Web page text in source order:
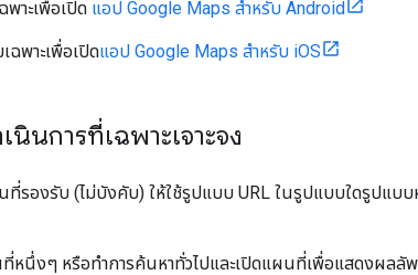
พาะเพื่อเปิด แอป Google Maps สําหรับ Android
เฉพาะเพื่อเปิดแอป Google Maps สําหรับ iOS
นการที่เฉพาะเจาะจง
ที่รองรับ (ไม่บังคับ) ให้ใช้รูปแบบ URL ในรูปแบบใดรูปแบ
หนึ่งๆ หรือทำการค้นหาทั่วไปและเปิดแผนที่เพื่อแสดงผลลั